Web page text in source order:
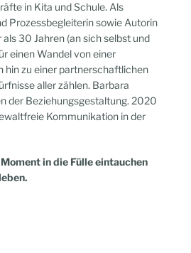
in Kita und Schule. Als
Prozessbegleiterin sowie Autorin
30 Jahren (an sich selbst und
einen Wandel von einer
hin zu einer partnerschaftlichen
aller zählen. Barbara
der Beziehungsgestaltung. 2020
Kommunikation in der
in die Fülle eintauchen